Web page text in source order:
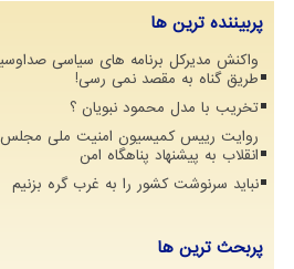
پربیننده ترین ها
واکنش مدیرکل برنامه های سیاسی
طریق گناه به مقصد نمی رسی!
تخریب با مدل محمود نبویان ؟
روایت رییس کمیسیون امنیت ملی مجلس
انقلاب به پیشنهاد پناهگاه امن
نباید سرنوشت کشور را به غرب گره بزنیم
پربحث ترین ها